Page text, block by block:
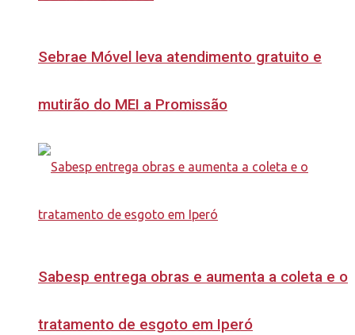
Sebrae Móvel leva atendimento gratuito e
mutirão do MEI a Promissão
Sabesp entrega obras e aumenta a coleta e o
tratamento de esgoto em Iperó